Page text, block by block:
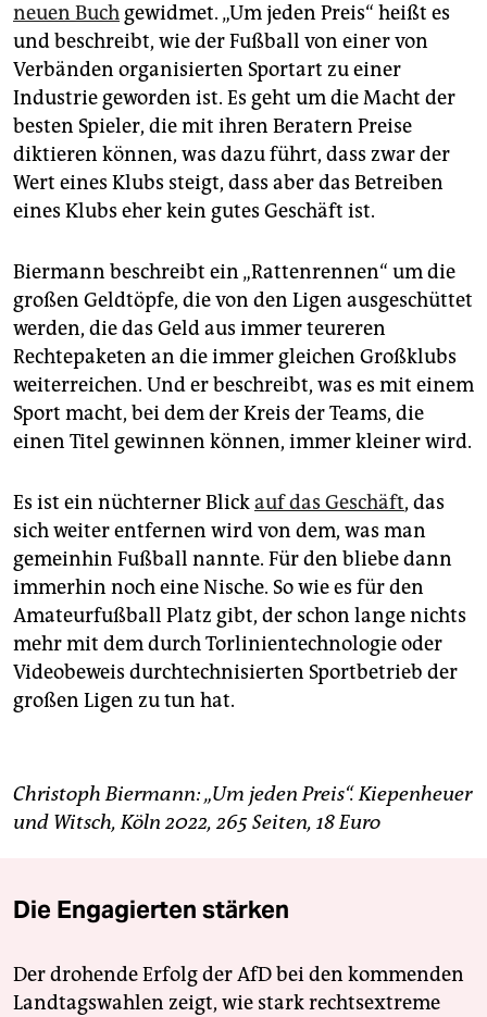
neuen Buch gewidmet. „Um jeden Preis“ heißt es
und beschreibt, wie der Fußball von einer von
Verbänden organisierten Sportart zu einer
Industrie geworden ist. Es geht um die Macht der
besten Spieler, die mit ihren Beratern Preise
diktieren können, was dazu führt, dass zwar der
Wert eines Klubs steigt, dass aber das Betreiben
eines Klubs eher kein gutes Geschäft ist.
Biermann beschreibt ein „Rattenrennen“ um die
großen Geldtöpfe, die von den Ligen ausgeschüttet
werden, die das Geld aus immer teureren
Rechtepaketen an die immer gleichen Großklubs
weiterreichen. Und er beschreibt, was es mit einem
Sport macht, bei dem der Kreis der Teams, die
einen Titel gewinnen können, immer kleiner wird.
Es ist ein nüchterner Blickauf das Geschäft, das
sich weiter entfernen wird von dem, was man
gemeinhin Fußball nannte. Für den bliebe dann
immerhin noch eine Nische. So wie es für den
Amateurfußball Platz gibt, der schon lange nichts
mehr mit dem durch Torlinientechnologie oder
Videobeweis durchtechnisierten Sportbetrieb der
großen Ligen zu tun hat.
Christoph Biermann: „Um jeden Preis“. Kiepenheuer
und Witsch, Köln 2022, 265 Seiten, 18 Euro
Die Engagierten stärken
Der drohende Erfolg der AfD bei den kommenden
Landtagswahlen zeigt, wie stark rechtsextreme